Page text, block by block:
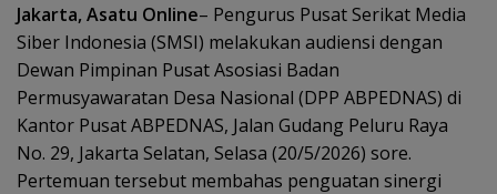
Jakarta, Asatu Online– Pengurus Pusat Serikat Media
Siber Indonesia (SMSI) melakukan audiensi dengan
Dewan Pimpinan Pusat Asosiasi Badan
Permusyawaratan Desa Nasional (DPP ABPEDNAS) di
Kantor Pusat ABPEDNAS, Jalan Gudang Peluru Raya
No. 29, Jakarta Selatan, Selasa (20/5/2026) sore.
Pertemuan tersebut membahas penguatan sinergi